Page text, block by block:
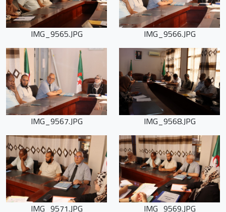
IMG_9566.JPG
IMG_9565.JPG
IMG_9568.JPG
IMG_9567.JPG
IMG_9569.JPG
IMG_9571.JPG